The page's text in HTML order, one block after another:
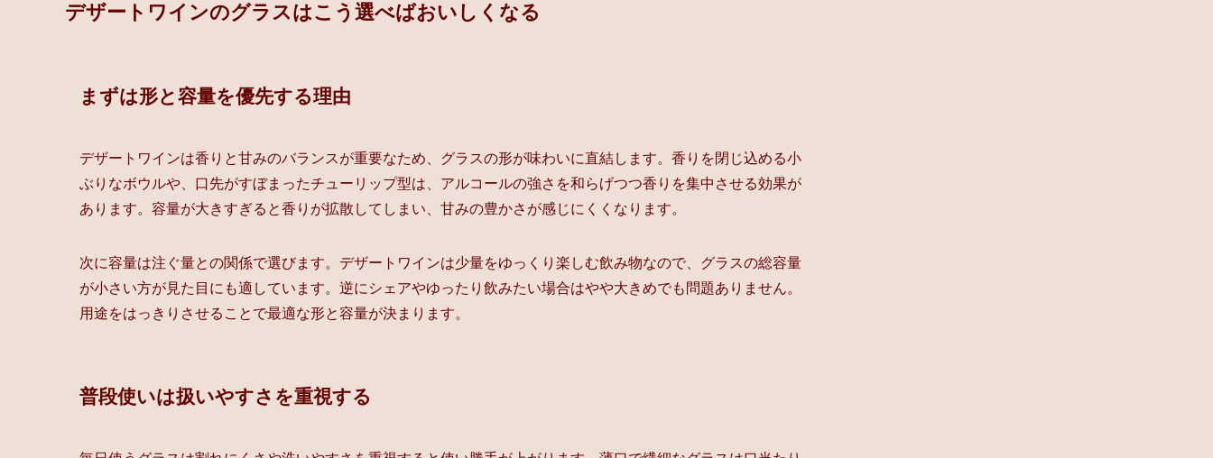
デザートワインのグラスはこう選べばおいしくなる
まずは形と容量を優先する理由
デザートワインは香りと甘みのバランスが重要なため、グラスの形が味わいに直結します。香りを閉じ込める小
ぶりなボウルや、口先がすぼまったチューリップ型は、アルコールの強さを和らげつつ香りを集中させる効果が
あります。容量が大きすぎると香りが拡散してしまい、甘みの豊かさが感じにくくなります。
次に容量は注ぐ量との関係で選びます。デザートワインは少量をゆっくり楽しむ飲み物なので、グラスの総容量
が小さい方が見た目にも適しています。逆にシェアやゆったり飲みたい場合はやや大きめでも問題ありません。
用途をはっきりさせることで最適な形と容量が決まります。
普段使いは扱いやすさを重視する